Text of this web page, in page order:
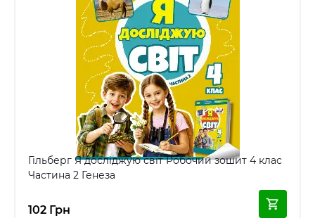
Гільберг Я досліджую світ Робочий зошит 4 клас
Частина 2 Генеза
102 Грн